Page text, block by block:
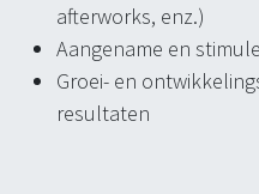
afterworks, enz.)
Aangename en
Groei- en
resultaten